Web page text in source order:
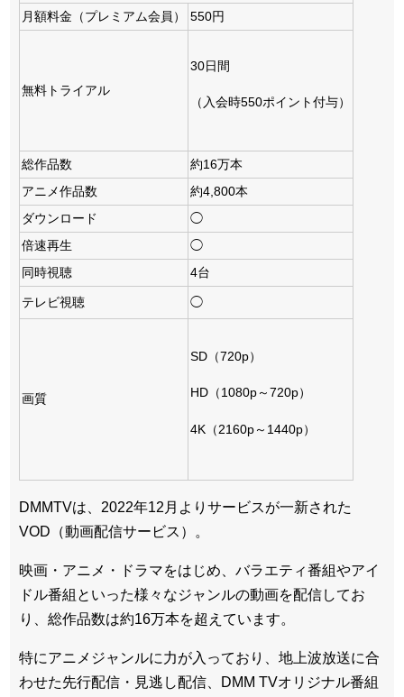
月額料金（プレミアム会員）
550円
無料トライアル
30日間
（入会時550ポイント付与）
総作品数
約16万本
アニメ作品数
約4,800本
ダウンロード
◯
倍速再生
◯
同時視聴
4台
テレビ視聴 ◯
画質
SD（720p）
HD（1080p～720p）
4K（2160p～1440p）
DMMTVは、2022年12月よりサービスが一新された
VOD（動画配信サービス）。
映画・アニメ・ドラマをはじめ、バラエティ番組やアイ
ドル番組といった様々なジャンルの動画を配信してお
り、総作品数は約16万本を超えています。
特にアニメジャンルに力が入っており、地上波放送に合
わせた先行配信・見逃し配信、DMM TVオリジナル番組